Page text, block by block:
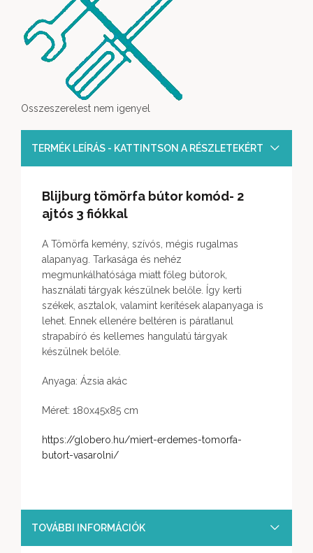
Osszeszerelest nem igenyel
TERMÉK LEÍRÁS - KATTINTSON A RÉSZLETEKÉRT
Blijburg tömörfa bútor komód- 2
ajtós 3 fiókkal
A Tömörfa kemény, szívós, mégis rugalmas
alapanyag. Tarkasága és nehéz
megmunkálhatósága miatt főleg bútorok,
használati tárgyak készülnek belőle. Így kerti
székek, asztalok, valamint kerítések alapanyaga is
lehet. Ennek ellenére beltéren is páratlanul
strapabíró és kellemes hangulatú tárgyak
készülnek belőle.
Anyaga: Ázsia akác
Méret: 180x45x85 cm
https://globero.hu/miert-erdemes-tomorfa-
butort-vasarolni/
TOVÁBBI INFORMÁCIÓK